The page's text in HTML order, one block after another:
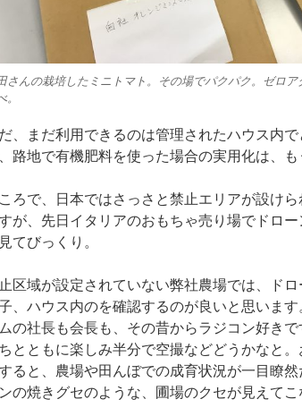
さんの栽培したミニトマト。その場でパクパク。ゼロ
。
、まだ利用できるのは管理されたハウス内
路地で有機肥料を使った場合の実用化は、も
ろで、日本ではさっさと禁止エリアが設け
が、先日イタリアのおもちゃ売り場でドロ
てびっくり。
区域が設定されていない弊社農場では、ド
、ハウス内のを確認するのが良いと思いま
の社長も会長も、その昔からラジコン好き
とともに楽しみ半分で空撮などどうかなと
ると、農場や田んぼでの成育状況が一目瞭
の焼きグセのような、圃場のクセが見えてこ